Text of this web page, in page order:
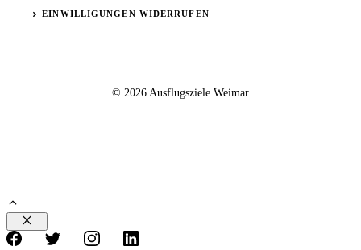
EINWILLIGUNGEN WIDERRUFEN
© 2026 Ausflugsziele Weimar
Schließen